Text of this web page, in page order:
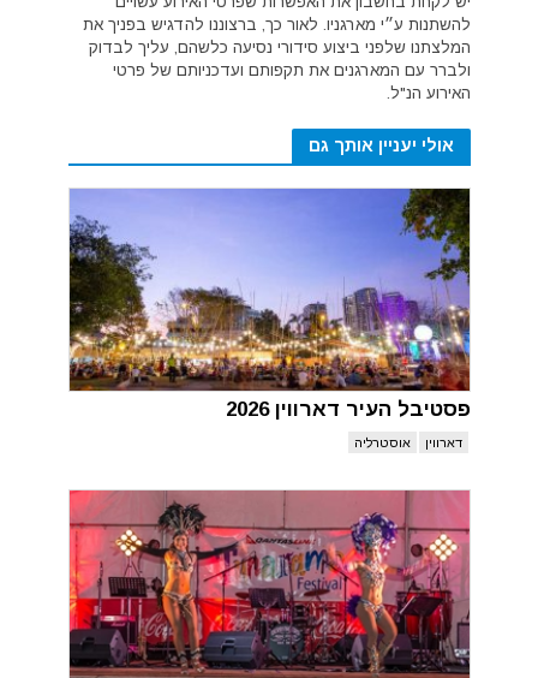
להשתנות ע״י מארגניו. לאור כך, ברצוננו להדגיש בפניך את
המלצתנו שלפני ביצוע סידורי נסיעה כלשהם, עליך לבדוק
ולברר עם המארגנים את תקפותם ועדכניותם של פרטי
האירוע הנ"ל.
אולי יעניין אותך גם
פסטיבל העיר דארווין 2026
דארווין אוסטרליה